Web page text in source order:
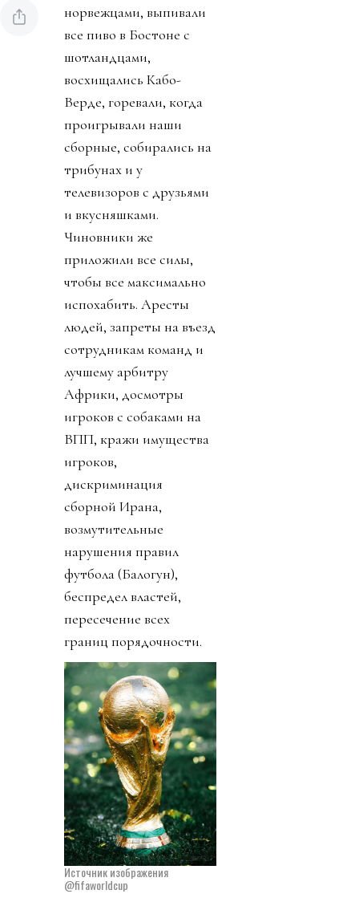
норвежцами, выпивали
все пиво в Бостоне с
шотландцами,
восхищались Кабо-
Верде, горевали, когда
проигрывали наши
сборные, собирались на
трибунах и у
телевизоров с друзьями
и вкусняшками.
Чиновники же
приложили все силы,
чтобы все максимально
испохабить. Аресты
людей, запреты на въезд
сотрудникам команд и
лучшему арбитру
Африки, досмотры
игроков с собаками на
ВПП, кражи имущества
игроков,
дискриминация
сборной Ирана,
возмутительные
нарушения правил
футбола (Балогун),
беспредел властей,
пересечение всех
границ порядочности.
Источник изображения
@fifaworldcup